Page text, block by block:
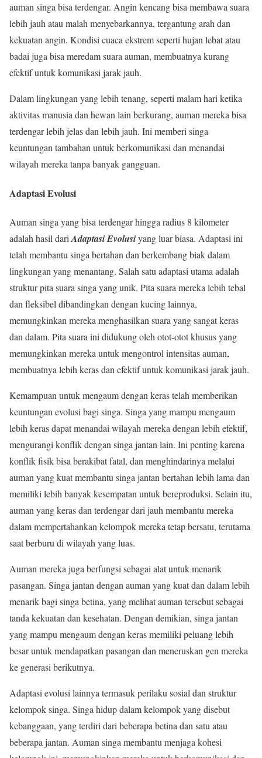
auman singa bisa terdengar. Angin kencang bisa membawa suara
lebih jauh atau malah menyebarkannya, tergantung arah dan
kekuatan angin. Kondisi cuaca ekstrem seperti hujan lebat atau
badai juga bisa meredam suara auman, membuatnya kurang
efektif untuk komunikasi jarak jauh.
Dalam lingkungan yang lebih tenang, seperti malam hari ketika
aktivitas manusia dan hewan lain berkurang, auman mereka bisa
terdengar lebih jelas dan lebih jauh. Ini memberi singa
keuntungan tambahan untuk berkomunikasi dan menandai
wilayah mereka tanpa banyak gangguan.
Adaptasi Evolusi
Auman singa yang bisa terdengar hingga radius 8 kilometer
adalah hasil dari Adaptasi Evolusiyang luar biasa. Adaptasi ini
telah membantu singa bertahan dan berkembang biak dalam
lingkungan yang menantang. Salah satu adaptasi utama adalah
struktur pita suara singa yang unik. Pita suara mereka lebih tebal
dan fleksibel dibandingkan dengan kucing lainnya,
memungkinkan mereka menghasilkan suara yang sangat keras
dan dalam. Pita suara ini didukung oleh otot-otot khusus yang
memungkinkan mereka untuk mengontrol intensitas auman,
membuatnya lebih keras dan efektif untuk komunikasi jarak jauh.
Kemampuan untuk mengaum dengan keras telah memberikan
keuntungan evolusi bagi singa. Singa yang mampu mengaum
lebih keras dapat menandai wilayah mereka dengan lebih efektif,
mengurangi konflik dengan singa jantan lain. Ini penting karena
konflik fisik bisa berakibat fatal, dan menghindarinya melalui
auman yang kuat membantu singa jantan bertahan lebih lama dan
memiliki lebih banyak kesempatan untuk bereproduksi. Selain itu,
auman yang keras dan terdengar dari jauh membantu mereka
dalam mempertahankan kelompok mereka tetap bersatu, terutama
saat berburu di wilayah yang luas.
Auman mereka juga berfungsi sebagai alat untuk menarik
pasangan. Singa jantan dengan auman yang kuat dan dalam lebih
menarik bagi singa betina, yang melihat auman tersebut sebagai
tanda kekuatan dan kesehatan. Dengan demikian, singa jantan
yang mampu mengaum dengan keras memiliki peluang lebih
besar untuk mendapatkan pasangan dan meneruskan gen mereka
ke generasi berikutnya.
Adaptasi evolusi lainnya termasuk perilaku sosial dan struktur
kelompok singa. Singa hidup dalam kelompok yang disebut
kebanggaan, yang terdiri dari beberapa betina dan satu atau
beberapa jantan. Auman singa membantu menjaga kohesi